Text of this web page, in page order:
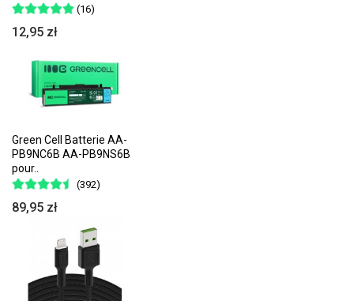
(16)
12,95 zł
Green Cell Batterie AA-
PB9NC6B AA-PB9NS6B
pour..
(392)
89,95 zł